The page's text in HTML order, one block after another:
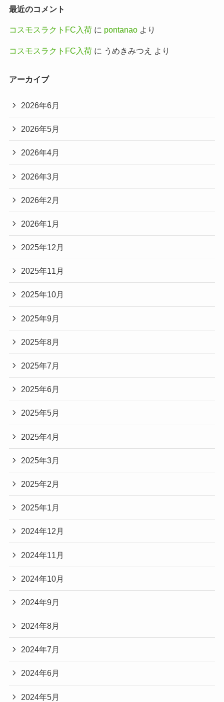
最近のコメント
コスモスラクトFC入荷に pontanaoより
コスモスラクトFC入荷に うめきみつえ より
アーカイブ
2026年6月
2026年5月
2026年4月
2026年3月
2026年2月
2026年1月
2025年12月
2025年11月
2025年10月
2025年9月
2025年8月
2025年7月
2025年6月
2025年5月
2025年4月
2025年3月
2025年2月
2025年1月
2024年12月
2024年11月
2024年10月
2024年9月
2024年8月
2024年7月
2024年6月
2024年5月